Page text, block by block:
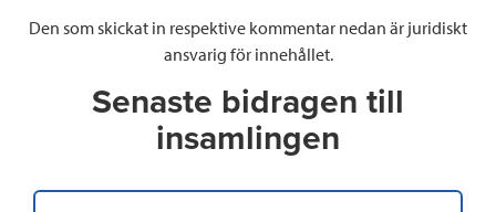
Den som skickat in respektive kommentar nedan är juridiskt
ansvarig för innehållet.
Senaste bidragen till
insamlingen